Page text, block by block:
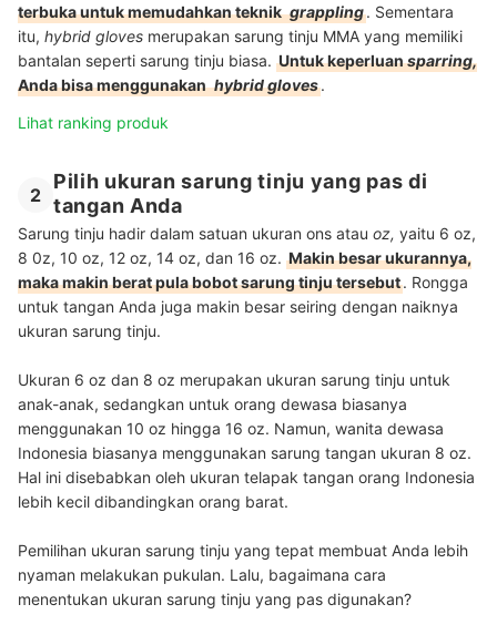
terbuka untuk memudahkan teknik grappling. Sementara
itu, hybrid gloves merupakan sarung tinju MMA yang memiliki
bantalan seperti sarung tinju biasa. Untuk keperluansparring,
Anda bisa menggunakan hybrid gloves.
Lihat ranking produk
2
Pilih ukuran sarung tinju yang pas di
tangan Anda
Sarung tinju hadir dalam satuan ukuran ons atau oz, yaitu 6 oz,
8 0z, 10 oz, 12 oz, 14 oz, dan 16 oz. Makin besar ukurannya,
maka makin berat pula bobot sarung tinju tersebut. Rongga
untuk tangan Anda juga makin besar seiring dengan naiknya
ukuran sarung tinju.
Ukuran 6 oz dan 8 oz merupakan ukuran sarung tinju untuk
anak-anak, sedangkan untuk orang dewasa biasanya
menggunakan 10 oz hingga 16 oz. Namun, wanita dewasa
Indonesia biasanya menggunakan sarung tangan ukuran 8 oz.
Hal ini disebabkan oleh ukuran telapak tangan orang Indonesia
lebih kecil dibandingkan orang barat.
Pemilihan ukuran sarung tinju yang tepat membuat Anda lebih
nyaman melakukan pukulan. Lalu, bagaimana cara
menentukan ukuran sarung tinju yang pas digunakan?